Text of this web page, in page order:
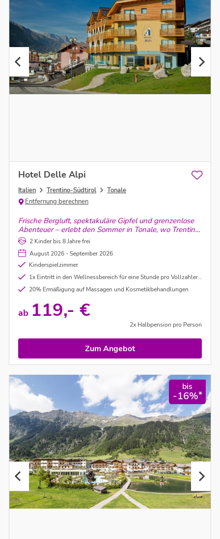
Hotel Delle Alpi
Italien Trentino-Südtirol
Tonale
Entfernung berechnen
Frische Bergluft, spektakuläre Gipfel und grenzenlose
Abenteuer – erlebt den Sommer in Tonale, wo Trentino
am schönsten ist!
2 Kinder bis 8 Jahre frei
August 2026 - September 2026
Kinderspielzimmer
1x Eintritt in den Wellnessbereich für eine Stunde pro Vollzahler und Aufenthalt
20% Ermäßigung auf Massagen und Kosmetikbehandlungen
ab 119,- €
2x Halbpension pro Person
Zum Angebot
bis
-16%*